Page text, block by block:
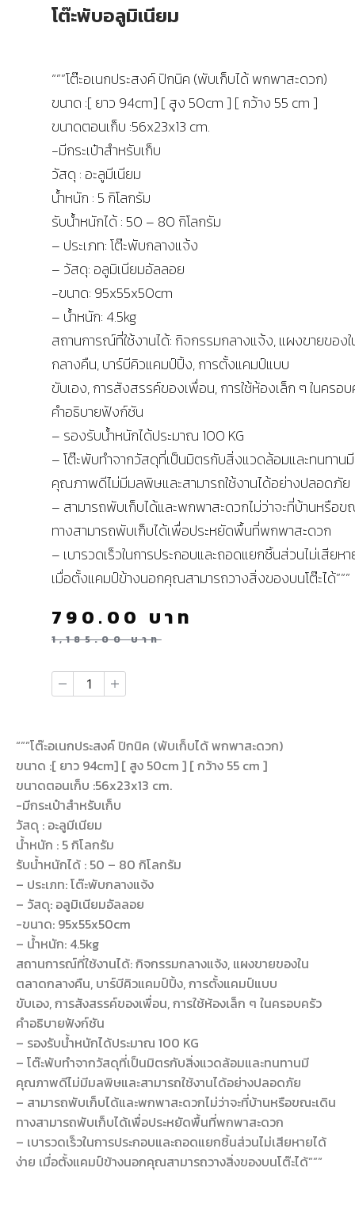
โต๊ะพับอลูมิเนียม
“””โต๊ะอเนกประสงค์ ปิกนิค (พับเก็บได้ พกพาสะดวก)
ขนาด :[ ยาว 94cm] [ สูง 50cm ] [ กว้าง 55 cm ]
ขนาดตอนเก็บ :56x23x13 cm.
-มีกระเป๋าสำหรับเก็บ
วัสดุ : อะลูมีเนียม
น้ำหนัก : 5 กิโลกรัม
รับน้ำหนักได้ : 50 – 80 กิโลกรัม
– ประเภท: โต๊ะพับกลางแจ้ง
– วัสดุ: อลูมิเนียมอัลลอย
-ขนาด: 95x55x50cm
– น้ำหนัก: 4.5kg
สถานการณ์ที่ใช้งานได้: กิจกรรมกลางแจ้ง, แผงขายของ
กลางคืน, บาร์บีคิวแคมป์ปิ้ง, การตั้งแคมป์แบบ
ขับเอง, การสังสรรค์ของเพื่อน, การใช้ห้องเล็ก ๆ ในครอ
คำอธิบายฟังก์ชัน
– รองรับน้ำหนักได้ประมาณ 100 KG
– โต๊ะพับทำจากวัสดุที่เป็นมิตรกับสิ่งแวดล้อมและทนทานมี
คุณภาพดีไม่มีมลพิษและสามารถใช้งานได้อย่างปลอดภัย
– สามารถพับเก็บได้และพกพาสะดวกไม่ว่าจะที่บ้านหรือข
ทางสามารถพับเก็บได้เพื่อประหยัดพื้นที่พกพาสะดวก
– เบารวดเร็วในการประกอบและถอดแยกชิ้นส่วนไม่เสียห
เมื่อตั้งแคมป์ข้างนอกคุณสามารถวางสิ่งของบนโต๊ะได้”””
1,185.00บาท
790.00 บาท
“””โต๊ะอเนกประสงค์ ปิกนิค (พับเก็บได้ พกพาสะดวก)
ขนาด :[ ยาว 94cm] [ สูง 50cm ] [ กว้าง 55 cm ]
ขนาดตอนเก็บ :56x23x13 cm.
-มีกระเป๋าสำหรับเก็บ
วัสดุ : อะลูมีเนียม
น้ำหนัก : 5 กิโลกรัม
รับน้ำหนักได้ : 50 – 80 กิโลกรัม
– ประเภท: โต๊ะพับกลางแจ้ง
– วัสดุ: อลูมิเนียมอัลลอย
-ขนาด: 95x55x50cm
– น้ำหนัก: 4.5kg
สถานการณ์ที่ใช้งานได้: กิจกรรมกลางแจ้ง, แผงขายของใน
ตลาดกลางคืน, บาร์บีคิวแคมป์ปิ้ง, การตั้งแคมป์แบบ
ขับเอง, การสังสรรค์ของเพื่อน, การใช้ห้องเล็ก ๆ ในครอบครัว
คำอธิบายฟังก์ชัน
– รองรับน้ำหนักได้ประมาณ 100 KG
– โต๊ะพับทำจากวัสดุที่เป็นมิตรกับสิ่งแวดล้อมและทนทานมี
คุณภาพดีไม่มีมลพิษและสามารถใช้งานได้อย่างปลอดภัย
– สามารถพับเก็บได้และพกพาสะดวกไม่ว่าจะที่บ้านหรือขณะเดิน
ทางสามารถพับเก็บได้เพื่อประหยัดพื้นที่พกพาสะดวก
– เบารวดเร็วในการประกอบและถอดแยกชิ้นส่วนไม่เสียหายได้
ง่าย เมื่อตั้งแคมป์ข้างนอกคุณสามารถวางสิ่งของบนโต๊ะได้”””